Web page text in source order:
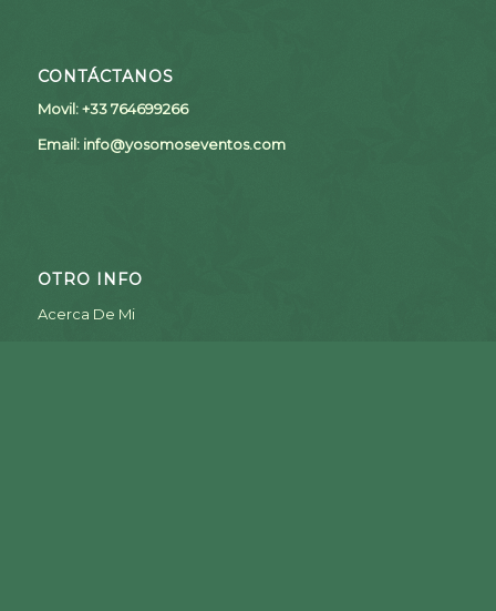
CONTÁCTANOS
Movil: +33 764699266
Email: info@yosomoseventos.com
OTRO INFO
Acerca De Mi